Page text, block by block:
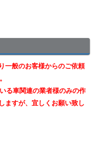
一般のお客様からのご依頼
る車関連の業者様のみの作
ますが、宜しくお願い致し